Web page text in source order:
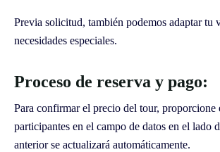
Previa solicitud, también podemos adaptar tu
necesidades especiales.
Proceso de reserva y pago:
Para confirmar el precio del tour, proporcione
participantes en el campo de datos en el lado
anterior se actualizará automáticamente.